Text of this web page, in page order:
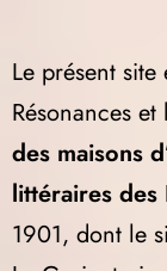
Le présent
Résonances
des maisons
littéraires des
1901, dont le